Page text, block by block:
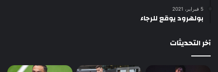
5 فبراير، 2021
بولهرود يوقع للرجاء
آخر التحديثات